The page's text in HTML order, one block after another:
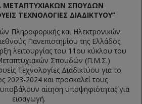
ΣΠΟΥΔΩΝ
ΤΕΧΝΟΛΟΓΙΕΣ ΔΙΑΔΙΚΤΥΟΥ”
Πληροφορικής και Ηλεκτρονικών
Πανεπιστημίου της Ελλάδος
λειτουργίας του 11ου κύκλου του
Σπουδών (Π.Μ.Σ.)
Τεχνολογίες Διαδικτύου για το
2023-2024 και προσκαλεί τους
αίτηση υποψηφιότητας για
εισαγωγή.